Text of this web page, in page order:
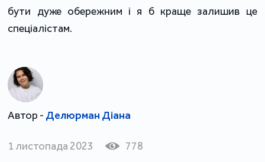
бути дуже обережним і я б краще залишив це
спеціалістам.
Автор - Делюрман Діана
1 листопада 2023 778